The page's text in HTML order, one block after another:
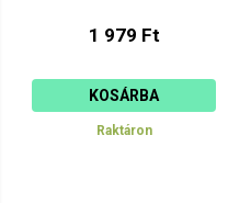
1 979 Ft
KOSÁRBA
Raktáron